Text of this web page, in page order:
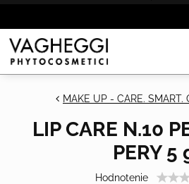
MAKE UP - CARE. SMART.
LIP CARE N.10
PERY 5
Hodnotenie